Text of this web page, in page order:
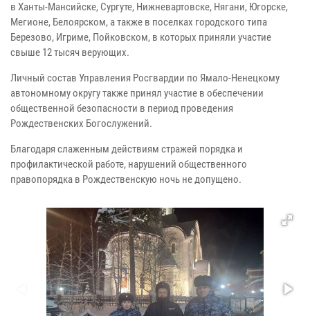
в Ханты-Мансийске, Сургуте, Нижневартовске, Нягани, Югорске,
Мегионе, Белоярском, а также в поселках городского типа
Березово, Игриме, Пойковском, в которых приняли участие
свыше 12 тысяч верующих.
Личный состав Управления Росгвардии по Ямало-Ненецкому
автономному округу также принял участие в обеспечении
общественной безопасности в период проведения
Рождественских Богослужений.
Благодаря слаженным действиям стражей порядка и
профилактической работе, нарушений общественного
правопорядка в Рождественскую ночь не допущено.